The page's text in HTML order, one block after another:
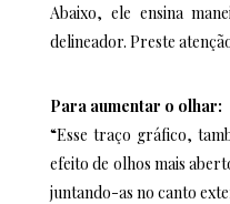
Abaixo, ele ensina
delineador. Preste
Para aumentar o olhar:
“Esse traço gráfico,
efeito de olhos mais
juntando-as no canto